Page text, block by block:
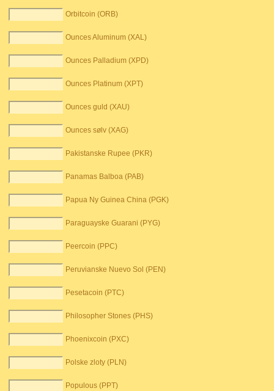
Orbitcoin (ORB)
Ounces Aluminum (XAL)
Ounces Palladium (XPD)
Ounces Platinum (XPT)
Ounces guld (XAU)
Ounces sølv (XAG)
Pakistanske Rupee (PKR)
Panamas Balboa (PAB)
Papua Ny Guinea China (PGK)
Paraguayske Guarani (PYG)
Peercoin (PPC)
Peruvianske Nuevo Sol (PEN)
Pesetacoin (PTC)
Philosopher Stones (PHS)
Phoenixcoin (PXC)
Polske zloty (PLN)
Populous (PPT)